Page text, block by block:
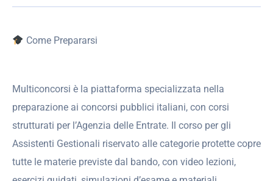
Come Prepararsi
Multiconcorsi è la piattaforma specializzata nella
preparazione ai concorsi pubblici italiani, con corsi
strutturati per l’Agenzia delle Entrate. Il corso per gli
Assistenti Gestionali riservato alle categorie protette copre
tutte le materie previste dal bando, con video lezioni,